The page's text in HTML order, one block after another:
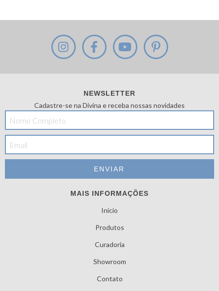
NEWSLETTER
Cadastre-se na Divina e receba nossas novidades
MAIS INFORMAÇÕES
Início
Produtos
Curadoria
Showroom
Contato